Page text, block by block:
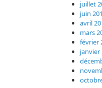
juillet
juin
avril
mars
février
janvier